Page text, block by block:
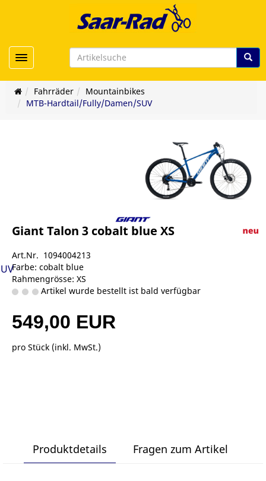
Toggle navigation
Fahrräder
Mountainbikes
MTB-Hardtail/Fully/Damen/SUV
Giant Talon 3 cobalt blue XS
Art.Nr. 1094004213
Farbe: cobalt blue
Rahmengrösse: XS
Artikel wurde bestellt ist bald verfügbar
549,00 EUR
pro Stück (inkl. MwSt.)
Produktdetails Fragen zum Artikel